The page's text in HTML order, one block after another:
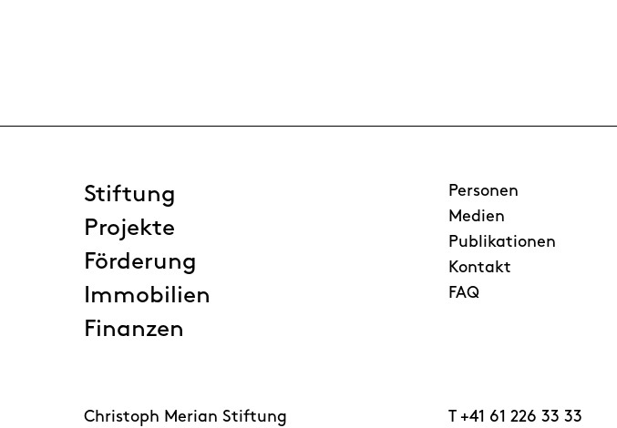
Stiftung
Projekte
Förderung
Immobilien
Finanzen
Personen
Medien
Publikationen
Kontakt
FAQ
Christoph Merian Stiftung T +41 61 226 33 33